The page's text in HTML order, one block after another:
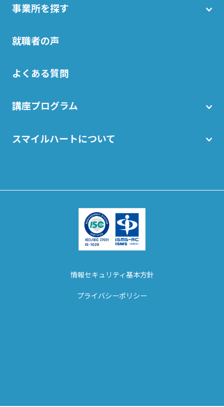
事業所を探す
就職者の声
よくある質問
講座プログラム
スマイルハートについて
情報セキュリティ基本方針
プライバシーポリシー